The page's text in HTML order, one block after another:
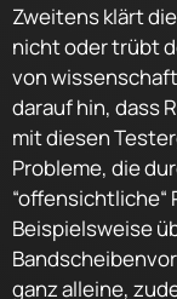
Zweitens klärt
nicht oder trübt
von
darauf hin, dass
mit diesen
Probleme, die
“offensichtliche“
Beispielsweise
ganz alleine,